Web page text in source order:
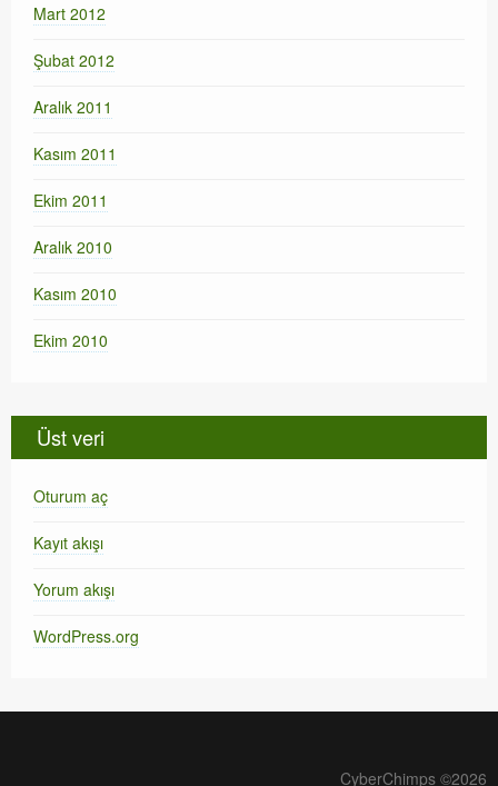
Mart 2012
Şubat 2012
Aralık 2011
Kasım 2011
Ekim 2011
Aralık 2010
Kasım 2010
Ekim 2010
Üst veri
Oturum aç
Kayıt akışı
Yorum akışı
WordPress.org
CyberChimps ©2026